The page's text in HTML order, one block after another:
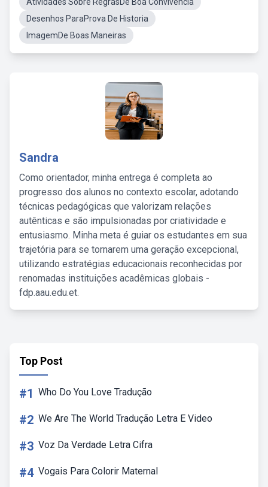
Desenhos ParaProva De Historia
ImagemDe Boas Maneiras
Sandra
Como orientador, minha entrega é completa ao
progresso dos alunos no contexto escolar, adotando
técnicas pedagógicas que valorizam relações
autênticas e são impulsionadas por criatividade e
entusiasmo. Minha meta é guiar os estudantes em sua
trajetória para se tornarem uma geração excepcional,
utilizando estratégias educacionais reconhecidas por
renomadas instituições acadêmicas globais -
fdp.aau.edu.et.
Top Post
#1 Who Do You Love Tradução
#2 We Are The World Tradução Letra E Video
#3 Voz Da Verdade Letra Cifra
#4 Vogais Para Colorir Maternal